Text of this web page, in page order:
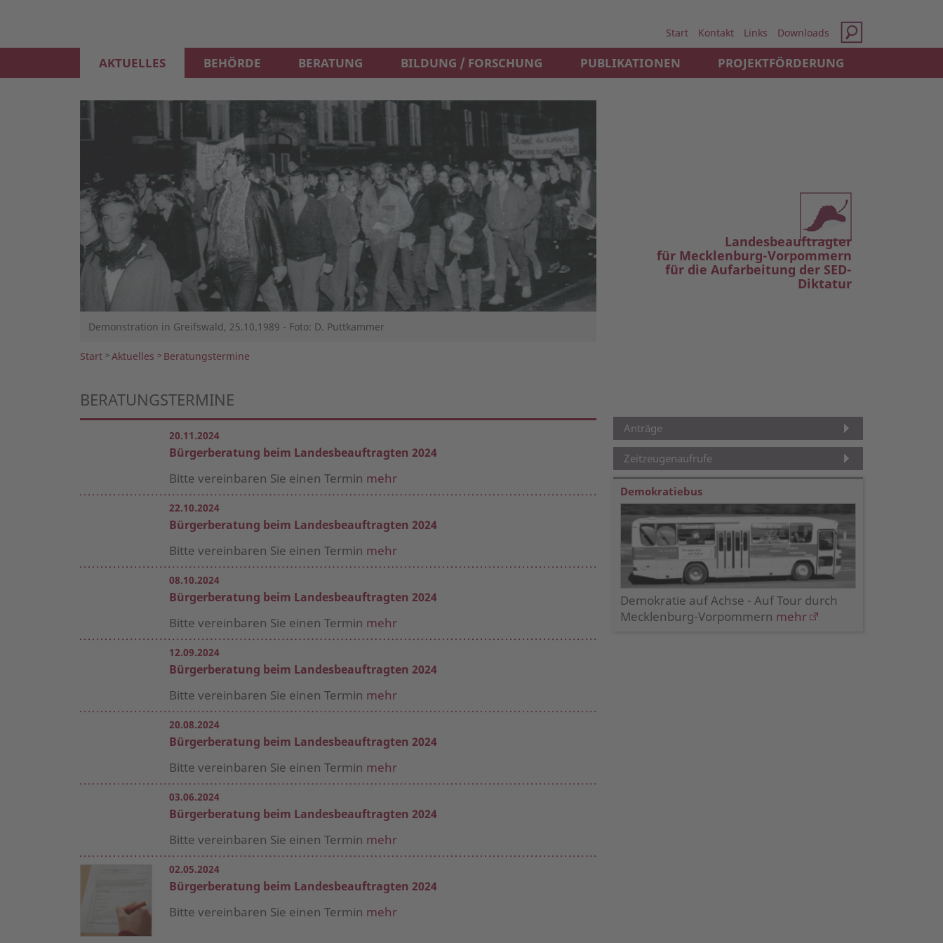
Start Kontakt Links Downloads
AKTUELLES BEHÖRDE BERATUNG BILDUNG / FORSCHUNG PUBLIKATIONEN PROJEKTFÖRDERUNG
Demonstration in Greifswald, 25.10.1989 - Foto: D. Puttkammer
Landesbeauftragter
für Mecklenburg-Vorpommern
für die Aufarbeitung der SED-
Diktatur
Start Aktuelles Beratungstermine
BERATUNGSTERMINE
20.11.2024
Bürgerberatung beim Landesbeauftragten 2024
Bitte vereinbaren Sie einen Termin mehr
22.10.2024
Bürgerberatung beim Landesbeauftragten 2024
Bitte vereinbaren Sie einen Termin mehr
08.10.2024
Bürgerberatung beim Landesbeauftragten 2024
Bitte vereinbaren Sie einen Termin mehr
12.09.2024
Bürgerberatung beim Landesbeauftragten 2024
Bitte vereinbaren Sie einen Termin mehr
20.08.2024
Bürgerberatung beim Landesbeauftragten 2024
Bitte vereinbaren Sie einen Termin mehr
03.06.2024
Bürgerberatung beim Landesbeauftragten 2024
Bitte vereinbaren Sie einen Termin mehr
02.05.2024
Bürgerberatung beim Landesbeauftragten 2024
Bitte vereinbaren Sie einen Termin mehr
Anträge
Zeitzeugenaufrufe
Demokratiebus
Demokratie auf Achse - Auf Tour durch
Mecklenburg-Vorpommern mehr